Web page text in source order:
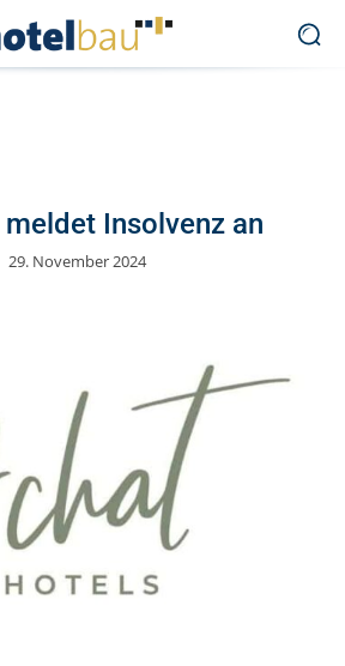
Insolvenz an
29. November 2024